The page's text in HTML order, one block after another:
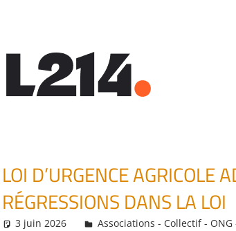
LOI D’URGENCE AGRICOLE
RÉGRESSIONS DANS LA LOI
3 juin 2026 Daniel
Associations - Collectif -